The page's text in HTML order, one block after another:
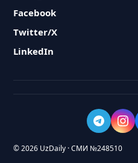
Facebook
Twitter/X
LinkedIn
© 2026 UzDaily · СМИ №248510